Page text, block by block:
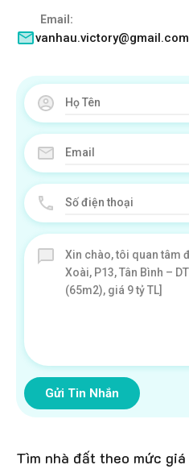
Email:
vanhau.victory@gmail.com
Gửi Tin Nhắn
Tìm nhà đất theo mức giá